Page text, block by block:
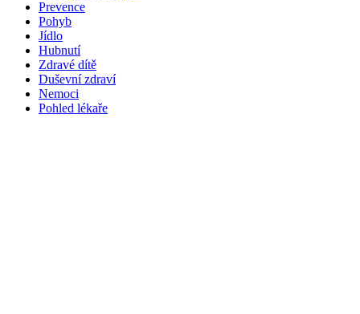
Prevence
Pohyb
Jídlo
Hubnutí
Zdravé dítě
Duševní zdraví
Nemoci
Pohled lékaře